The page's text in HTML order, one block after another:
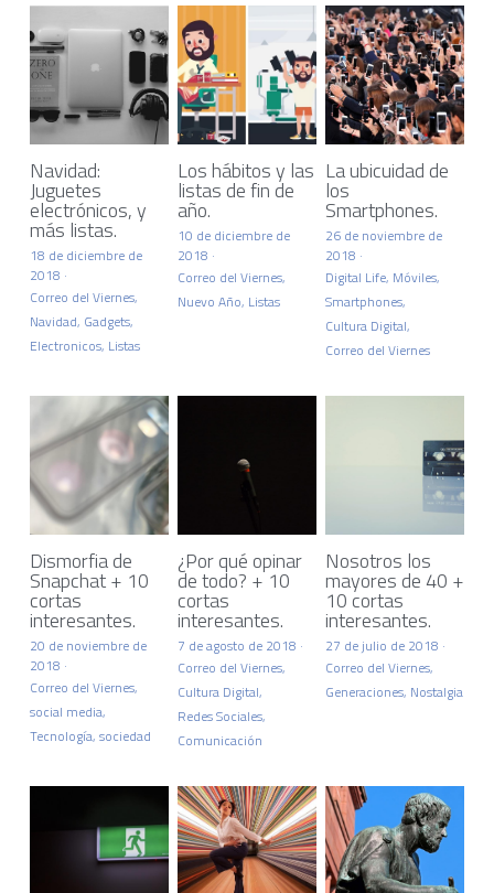
Navidad:
Juguetes
electrónicos, y
más listas.
18 de diciembre de
2018 ·
Correo del Viernes,
Navidad, Gadgets,
Electronicos, Listas
Los hábitos y las
listas de fin de
año.
10 de diciembre de
2018 ·
Correo del Viernes,
Nuevo Año, Listas
La ubicuidad de
los
Smartphones.
26 de noviembre de
2018 ·
Digital Life, Móviles,
Smartphones,
Cultura Digital,
Correo del Viernes
Dismorfia de
Snapchat + 10
cortas
interesantes.
20 de noviembre de
2018 ·
Correo del Viernes,
social media,
Tecnología, sociedad
¿Por qué opinar
de todo? + 10
cortas
interesantes.
7 de agosto de 2018 ·
Correo del Viernes,
Cultura Digital,
Redes Sociales,
Comunicación
Nosotros los
mayores de 40 +
10 cortas
interesantes.
27 de julio de 2018 ·
Correo del Viernes,
Generaciones, Nostalgia